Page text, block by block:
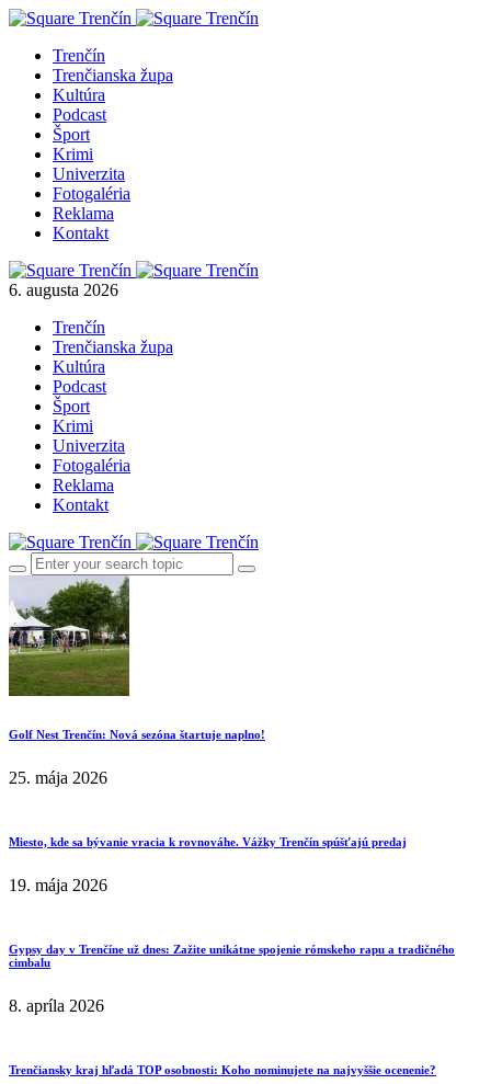
Trenčín
Trenčianska župa
Kultúra
Podcast
Šport
Krimi
Univerzita
Fotogaléria
Reklama
Kontakt
6. augusta 2026
Trenčín
Trenčianska župa
Kultúra
Podcast
Šport
Krimi
Univerzita
Fotogaléria
Reklama
Kontakt
Golf Nest Trenčín: Nová sezóna štartuje naplno!
25. mája 2026
Miesto, kde sa bývanie vracia k rovnováhe. Vážky Trenčín spúšťajú predaj
19. mája 2026
Gypsy day v Trenčíne už dnes: Zažite unikátne spojenie rómskeho rapu a tradičného
cimbalu
8. apríla 2026
Trenčiansky kraj hľadá TOP osobnosti: Koho nominujete na najvyššie ocenenie?